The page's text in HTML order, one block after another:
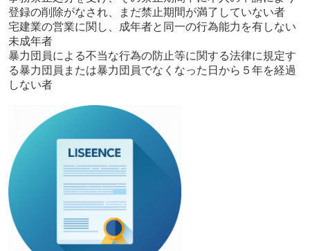
登録の削除がなされ、まだ禁止期間が満了していない者
宅建業の営業に関し、成年者と同一の行為能力を有しない
未成年者
暴力団員による不当な行為の防止等に関する法律に規定す
る暴力団員または暴力団員でなくなった日から５年を経過
しない者